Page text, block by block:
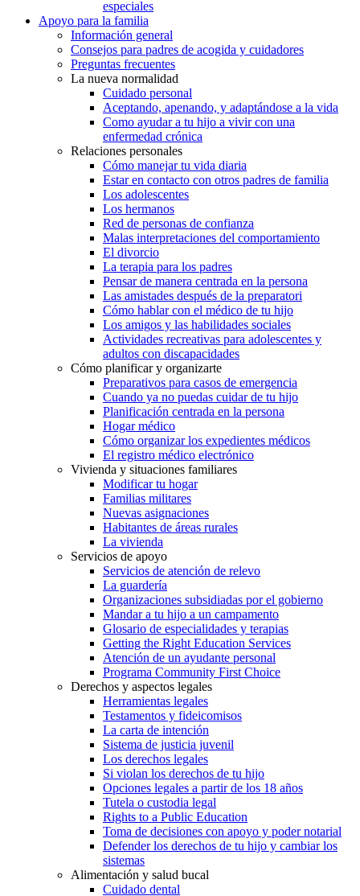
especiales
Apoyo para la familia
Información general
Consejos para padres de acogida y cuidadores
Preguntas frecuentes
La nueva normalidad
Cuidado personal
Aceptando, apenando, y adaptándose a la vida
Como ayudar a tu hijo a vivir con una
enfermedad crónica
Relaciones personales
Cómo manejar tu vida diaria
Estar en contacto con otros padres de familia
Los adolescentes
Los hermanos
Red de personas de confianza
Malas interpretaciones del comportamiento
El divorcio
La terapia para los padres
Pensar de manera centrada en la persona
Las amistades después de la preparatori
Cómo hablar con el médico de tu hijo
Los amigos y las habilidades sociales
Actividades recreativas para adolescentes y
adultos con discapacidades
Cómo planificar y organizarte
Preparativos para casos de emergencia
Cuando ya no puedas cuidar de tu hijo
Planificación centrada en la persona
Hogar médico
Cómo organizar los expedientes médicos
El registro médico electrónico
Vivienda y situaciones familiares
Modificar tu hogar
Familias militares
Nuevas asignaciones
Habitantes de áreas rurales
La vivienda
Servicios de apoyo
Servicios de atención de relevo
La guardería
Organizaciones subsidiadas por el gobierno
Mandar a tu hijo a un campamento
Glosario de especialidades y terapias
Getting the Right Education Services
Atención de un ayudante personal
Programa Community First Choice
Derechos y aspectos legales
Herramientas legales
Testamentos y fideicomisos
La carta de intención
Sistema de justicia juvenil
Los derechos legales
Si violan los derechos de tu hijo
Opciones legales a partir de los 18 años
Tutela o custodia legal
Rights to a Public Education
Toma de decisiones con apoyo y poder notarial
Defender los derechos de tu hijo y cambiar los
sistemas
Alimentación y salud bucal
Cuidado dental